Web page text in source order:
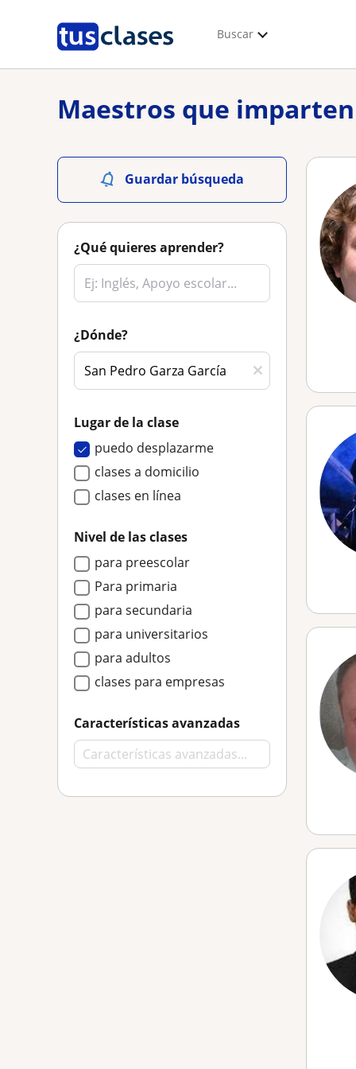
Buscar
Maestros que imparten
Guardar búsqueda
¿Qué quieres aprender?
¿Dónde?
Lugar de la clase
puedo desplazarme
clases a domicilio
clases en línea
Nivel de las clases
para preescolar
Para primaria
para secundaria
para universitarios
para adultos
clases para empresas
Características avanzadas